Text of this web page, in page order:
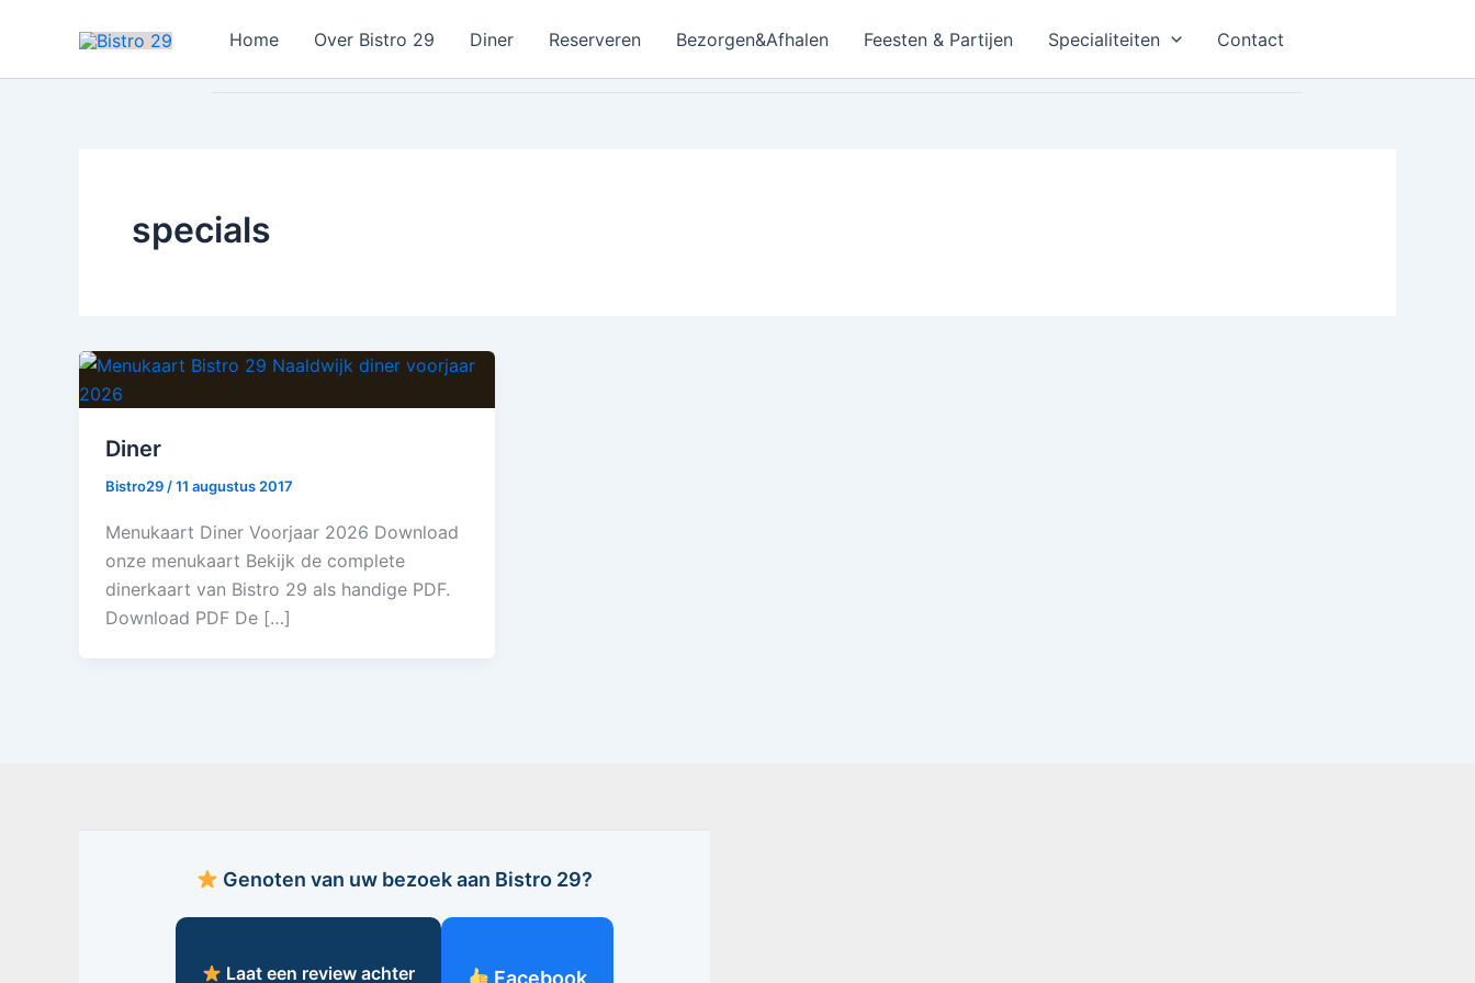
Home Over Bistro 29 Diner Reserveren Bezorgen&Afhalen Feesten & Partijen Specialiteiten Contact
specials
Diner
Bistro29 /11 augustus 2017
Menukaart Diner Voorjaar 2026 Download
onze menukaart Bekijk de complete
dinerkaart van Bistro 29 als handige PDF.
Download PDF De […]
Genoten van uw bezoek aan Bistro 29?
Laat een review achter Facebook